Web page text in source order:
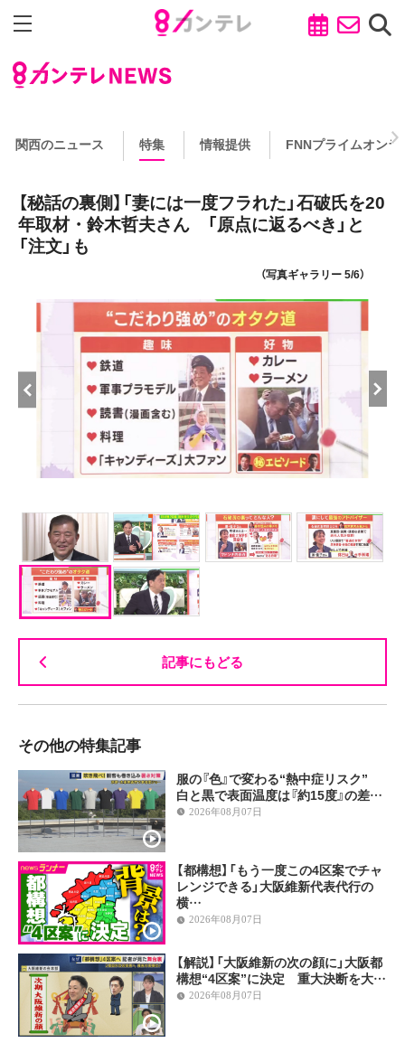
関西のニュース 特集 情報提供 FNNプライムオンラ
【秘話の裏側】「妻には一度フラれた」石破氏を20
年取材・鈴木哲夫さん 「原点に返るべき」と
「注文」も
（写真ギャラリー 5/6）
記事にもどる
その他の特集記事
服の『色』で変わる“熱中症リスク”
白と黒で表面温度は『約15度』の差…
2026年08月07日
【都構想】「もう一度この4区案でチャ
レンジできる」大阪維新代表代行の
横…
2026年08月07日
【解説】「大阪維新の次の顔に」大阪都
構想“4区案”に決定 重大決断を大…
2026年08月07日